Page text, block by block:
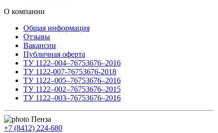
О компании
Общая информация
Отзывы
Вакансии
Публичная оферта
ТУ 1122–004–76753676–2016
ТУ 1122-007-76753676-2018
ТУ 1122–005–76753676–2016
ТУ 1122–002–76753676–2015
ТУ 1122–003–76753676–2016
Пенза
+7 (8412) 224-680